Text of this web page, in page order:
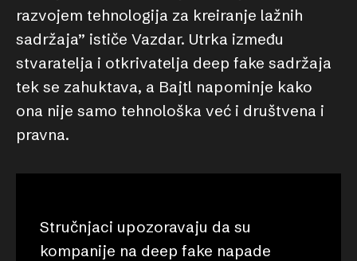
razvojem tehnologija za kreiranje lažnih
sadržaja” ističe Vazdar. Utrka između
stvaratelja i otkrivatelja deep fake sadržaja
tek se zahuktava, a Bajtl napominje kako
ona nije samo tehnološka već i društvena i
pravna.
Stručnjaci upozoravaju da su
kompanije na deep fake napade